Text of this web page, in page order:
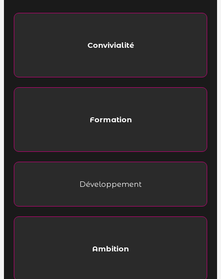
Convivialité
Formation
Développement
Ambition